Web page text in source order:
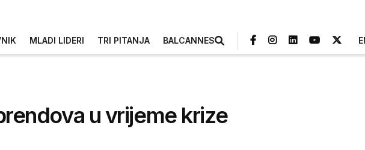
MLADI LIDERI TRI PITANJA BALCANNES
u vrijeme krize